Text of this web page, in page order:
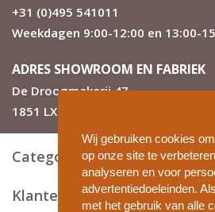
Wij gebruiken cookies
op onze site te
analyseren en voor
advertentiedoeleinden.
met het gebruik van alle
gordijn gaat langer mee.
Hewo Honingraat plissé gordijnen
kwaliteit verhouding. Hewo
Nederlands design.
Montage mogelijkheden
Premium hand bediende plissé
snel, ook zonder schroeven:
- Met klemsteunen op draai –
+31 (0)495 541011
Weekdagen 9:00-12:00 en 13:00-
ADRES SHOWROOM EN FABRIEK
De Droogmakerij 47
1851 LX Heiloo
Categorieën
Klantenservice